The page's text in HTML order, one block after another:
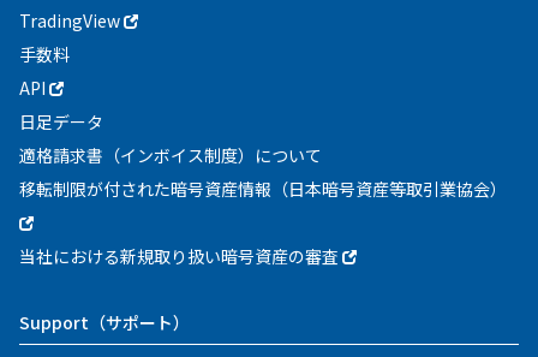
TradingView
手数料
API
日足データ
適格請求書（インボイス制度）について
移転制限が付された暗号資産情報（日本暗号資産等取引業協会）
当社における新規取り扱い暗号資産の審査
Support （サポート）